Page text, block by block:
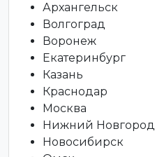
Архангельск
Волгоград
Воронеж
Екатеринбург
Казань
Краснодар
Москва
Нижний Новгород
Новосибирск